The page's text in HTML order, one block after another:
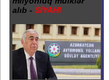
alıb - SİYAHI